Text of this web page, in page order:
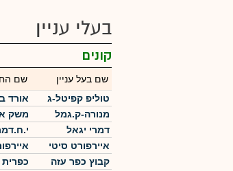
בעלי עניין
קונים
שם בעל עניין שם
טוליפ קפיטל-ג
אורד
מנורה-ק.גמל
משק
דמרי יגאל
איירפורט סיטי
קבוץ כפר עזה
כפרית